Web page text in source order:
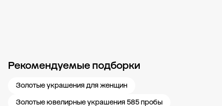
Рекомендуемые подборки
Золотые украшения для женщин
Золотые ювелирные украшения 585 пробы
Новости компании Журнал ЗОЛОТОЙ Блог